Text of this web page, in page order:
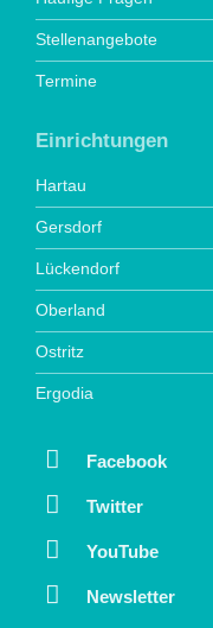
Stellenangebote
Termine
Einrichtungen
Hartau
Gersdorf
Lückendorf
Oberland
Ostritz
Ergodia
Facebook
Twitter
YouTube
Newsletter